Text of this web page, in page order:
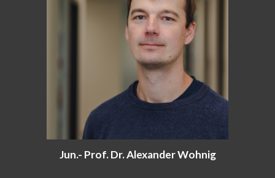
Jun.- Prof. Dr. Alexander Wohnig